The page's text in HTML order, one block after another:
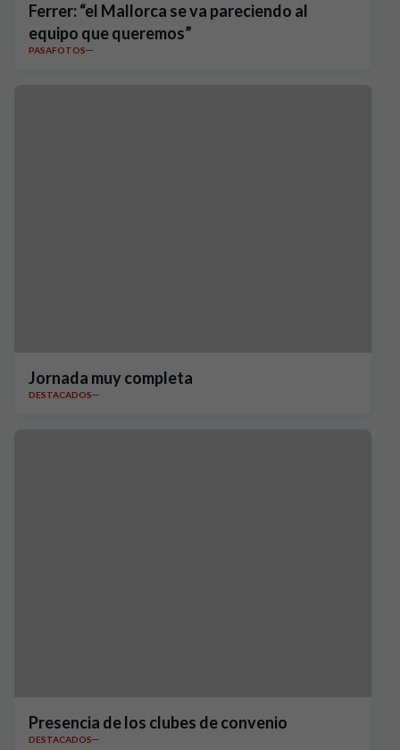
Ferrer: “el Mallorca se va pareciendo al
equipo que queremos”
PASAFOTOS
Jornada muy completa
DESTACADOS
Presencia de los clubes de convenio
DESTACADOS